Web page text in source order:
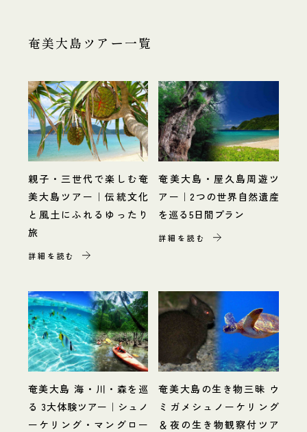
奄美大島ツアー一覧
親子・三世代で楽しむ奄
美大島ツアー｜伝統文化
と風土にふれるゆったり
旅
詳細を読む
奄美大島・屋久島周遊ツ
アー｜2つの世界自然遺産
を巡る5日間プラン
詳細を読む
奄美大島 海・川・森を巡
る 3大体験ツアー｜シュノ
ーケリング・マングロー
奄美大島の生き物三昧 ウ
ミガメシュノーケリング
＆夜の生き物観察付ツア